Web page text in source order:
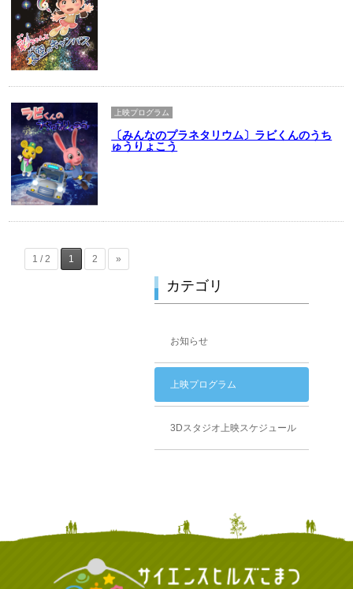
上映プログラム
〔みんなのプラネタリウム〕ラビくんのうち
ゅうりょこう
1 / 2 1 2 »
カテゴリ
お知らせ
上映プログラム
3Dスタジオ上映スケジュール